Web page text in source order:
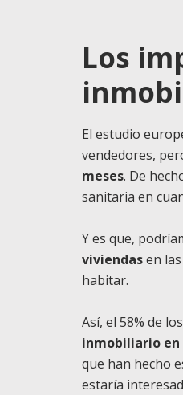
Los
El estudio
vendedores,
meses. De
sanitaria en
Y es que,
viviendasen
habitar.
Así, el 58% de
inmobiliario en
que han hecho
estaría